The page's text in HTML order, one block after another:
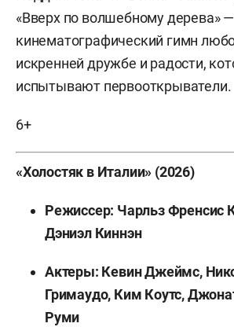
«Вверх по волшебному дерева» —
кинематографический гимн
искренней дружбе и радости,
испытывают первооткрыватели.
6+
«Холостяк в Италии» (2026)
Режиссер: Чарльз Френсис
Дэниэл Киннэн
Актеры: Кевин Джеймс,
Гримаудо, Ким Коутс,
Руми